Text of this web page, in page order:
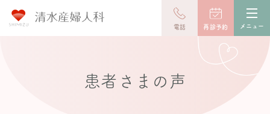
電話 再診予約 メニュー
患者さまの声